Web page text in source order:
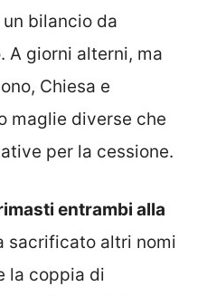
bilancio da
A giorni alterni, ma
Chiesa e
maglie diverse che
per la cessione.
entrambi alla
sacrificato altri nomi
la coppia di